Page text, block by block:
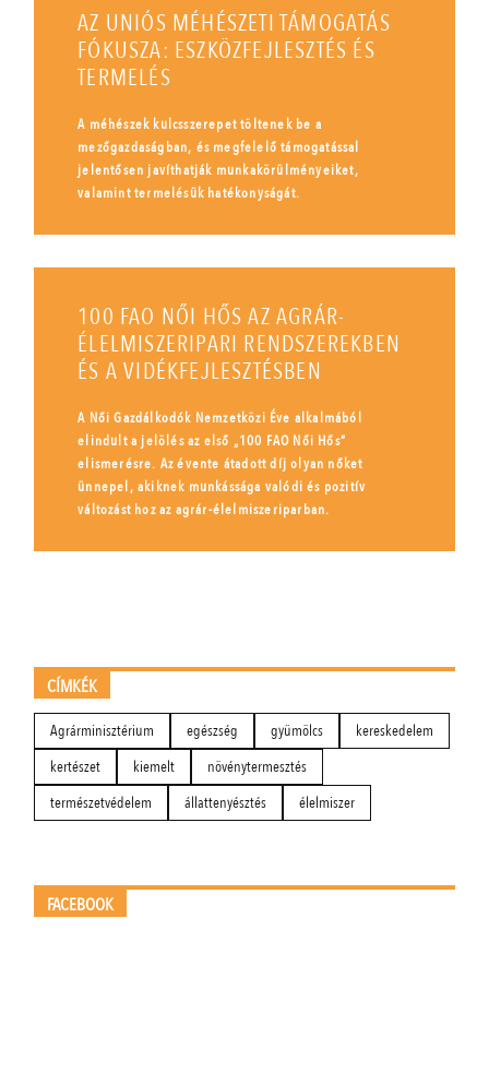
AZ UNIÓS MÉHÉSZETI TÁMOGATÁS
FÓKUSZA: ESZKÖZFEJLESZTÉS ÉS
TERMELÉS
A méhészek kulcsszerepet töltenek be a
mezőgazdaságban, és megfelelő támogatással
jelentősen javíthatják munkakörülményeiket,
valamint termelésük hatékonyságát.
100 FAO NŐI HŐS AZ AGRÁR-
ÉLELMISZERIPARI RENDSZEREKBEN
ÉS A VIDÉKFEJLESZTÉSBEN
A Női Gazdálkodók Nemzetközi Éve alkalmából
elindult a jelölés az első „100 FAO Női Hős”
elismerésre. Az évente átadott díj olyan nőket
ünnepel, akiknek munkássága valódi és pozitív
változást hoz az agrár-élelmiszeriparban.
CÍMKÉK
Agrárminisztérium egészség gyümölcs
kereskedelem
kertészet
kiemelt
növénytermesztés
természetvédelem
állattenyésztés élelmiszer
FACEBOOK